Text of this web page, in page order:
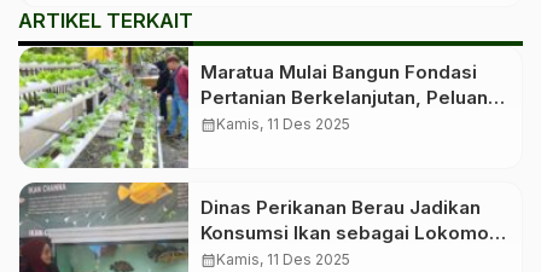
ARTIKEL TERKAIT
Maratua Mulai Bangun Fondasi
Pertanian Berkelanjutan, Peluang
Investasi Hijau Makin Terbuka
calendar_monthKamis, 11 Des 2025
Dinas Perikanan Berau Jadikan
Konsumsi Ikan sebagai Lokomotif
Gizi Keluarga, Dorong Masyarakat
calendar_monthKamis, 11 Des 2025